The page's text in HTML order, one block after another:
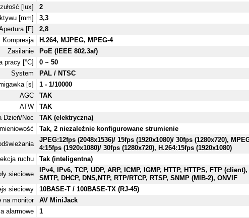
[lux]
2
[mm]
3,3
[F]
2,8
Kompresja
H.264, MJPEG, MPEG-4
Zasilanie
PoE (IEEE 802.3af)
pracy [°C]
0 ~ 50
System
PAL / NTSC
[s]
1 - 1/10000
AGC
TAK
ATW
TAK
Dzień/Noc
TAK (elektryczna)
Tak, 2 niezależnie konfigurowane strumienie
JPEG:12fps (2048x1536)/ 15fps (1920x1080)/ 30fps (1280x720),
4:15fps (1920x1080)/ 30fps (1280x720), H.264:15fps (1920x1080)
ruchu
Tak (inteligentna)
sieciowe
IPv4, IPv6, TCP, UDP, ARP, ICMP, IGMP, HTTP, HTTPS, FTP (client),
SMTP, DHCP, DNS,NTP, RTP/RTCP, RTSP, SNMP (MIB-2), ONVIF
sieciowy
10BASE-T / 100BASE-TX (RJ-45)
na monitor
AV MiniJack
alarmowe
1